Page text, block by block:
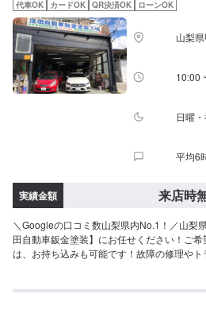
代車OK カードOK QR決済OK ローンOK
山梨
10:00
日曜
平均6
実績金額 来店時
＼Googleの口コミ数山梨県内No.1！／山梨
田自動車鈑金塗装】にお任せください！ご
は、お持ち込みも可能です！故障の修理や
教育にも力を入れておりますので、お客様